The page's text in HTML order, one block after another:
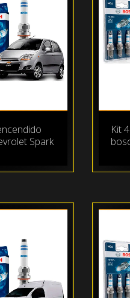
Spark
Kit